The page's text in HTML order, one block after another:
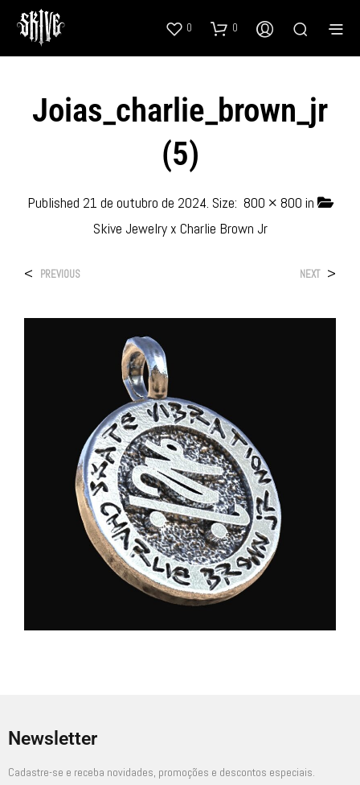
0 0
Joias_charlie_brown_jr
(5)
Published 21 de outubro de 2024. Size: 800 × 800 in
Skive Jewelry x Charlie Brown Jr
< PREVIOUS NEXT >
Newsletter
Cadastre-se e receba novidades, promoções e descontos especiais.